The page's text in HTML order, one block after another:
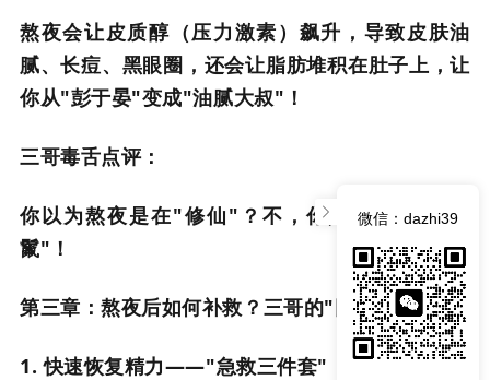
熬夜会让皮质醇（压力激素）飙升，导致皮肤油
腻、长痘、黑眼圈，还会让脂肪堆积在肚子上，让
你从"彭于晏"变成"油腻大叔"！
三哥毒舌点评：
你以为熬夜是在"修仙"？不，你是在"修成猪刚
鬣"！
第三章：熬夜后如何补救？三哥的"回血秘籍"
1. 快速恢复精力——"急救三件套"
微信：dazhi39